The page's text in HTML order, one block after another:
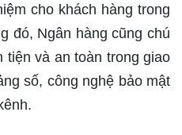
cho khách hàng trong
đó, Ngân hàng cũng chú
tiện và an toàn trong giao
số, công nghệ bảo mật